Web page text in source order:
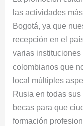
las actividades
Bogotá, ya que
recepción en el
varias
colombianos que
local múltiples
Rusia en todas
becas para que
formación